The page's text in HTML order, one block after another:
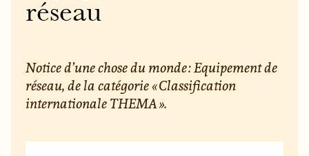
réseau
Notice d’une chose du monde : Equipement de
réseau, de la catégorie « Classification
internationale THEMA ».